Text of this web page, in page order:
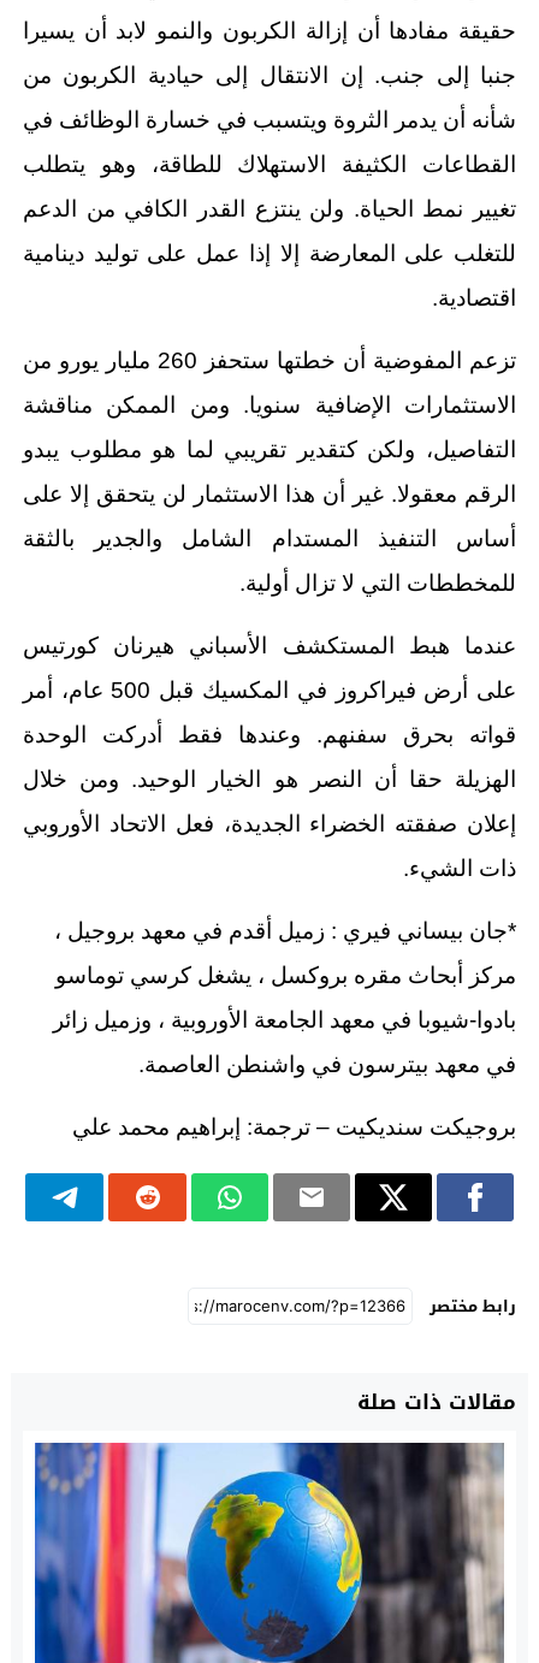
حقيقة مفادها أن إزالة الكربون والنمو لابد أن يسيرا
جنبا إلى جنب. إن الانتقال إلى حيادية الكربون من
شأنه أن يدمر الثروة ويتسبب في خسارة الوظائف في
القطاعات الكثيفة الاستهلاك للطاقة، وهو يتطلب
تغيير نمط الحياة. ولن ينتزع القدر الكافي من الدعم
للتغلب على المعارضة إلا إذا عمل على توليد دينامية
اقتصادية.
تزعم المفوضية أن خطتها ستحفز 260 مليار يورو من
الاستثمارات الإضافية سنويا. ومن الممكن مناقشة
التفاصيل، ولكن كتقدير تقريبي لما هو مطلوب يبدو
الرقم معقولا. غير أن هذا الاستثمار لن يتحقق إلا على
أساس التنفيذ المستدام الشامل والجدير بالثقة
للمخططات التي لا تزال أولية.
عندما هبط المستكشف الأسباني هيرنان كورتيس
على أرض فيراكروز في المكسيك قبل 500 عام، أمر
قواته بحرق سفنهم. وعندها فقط أدركت الوحدة
الهزيلة حقا أن النصر هو الخيار الوحيد. ومن خلال
إعلان صفقته الخضراء الجديدة، فعل الاتحاد الأوروبي
ذات الشيء.
*جان بيساني فيري : زميل أقدم في معهد بروجيل ،
مركز أبحاث مقره بروكسل ، يشغل كرسي توماسو
بادوا-شيوبا في معهد الجامعة الأوروبية ، وزميل زائر
في معهد بيترسون في واشنطن العاصمة.
بروجيكت سنديكيت – ترجمة: إبراهيم محمد علي
رابط مختصر
مقالات ذات صلة